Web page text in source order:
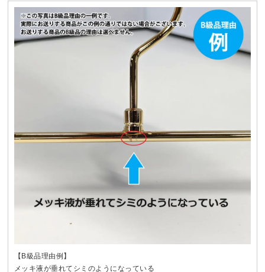
【B級品理由例】
メッキ液が垂れてシミのようになっている